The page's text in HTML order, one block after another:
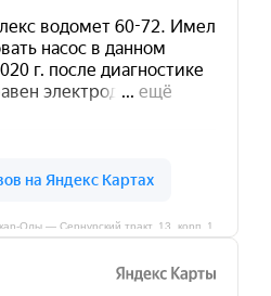
— Сернурский тракт, 13, корп. 1